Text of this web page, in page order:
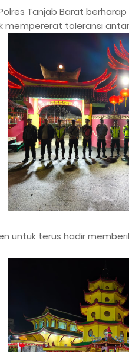
Tanjab Barat
mempererat toleransi
untuk terus hadir